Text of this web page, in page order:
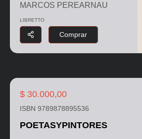
MARCOS PEREARNAU
LIBRETTO
Comprar
$ 30.000,00
ISBN 9789878895536
POETASYPINTORES